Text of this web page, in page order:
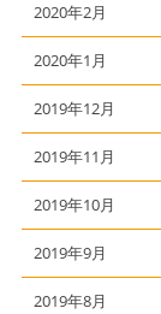
2020年2月
2020年1月
2019年12月
2019年11月
2019年10月
2019年9月
2019年8月